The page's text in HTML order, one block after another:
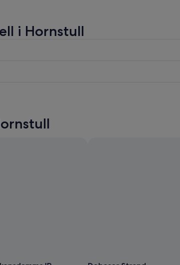
i Hornstull